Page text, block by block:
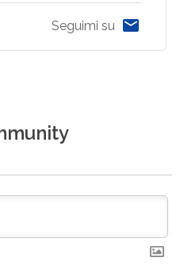
Seguimi su